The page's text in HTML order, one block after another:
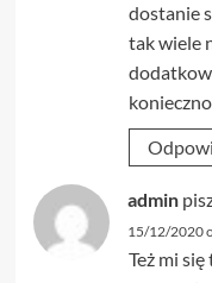
dostanie
tak wiele
admin
15/12/2020
Też mi